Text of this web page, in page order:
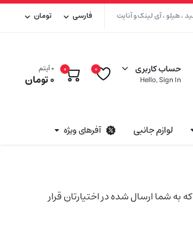
، هیلو ، آی لینک و آنایت فارسی تومان
حساب کاربری
Hello, Sign In
0
0 0 آیتم
0تومان
لوازم جانبی آفرهای ویژه
شما ارسال شده در اختیارتان قرار